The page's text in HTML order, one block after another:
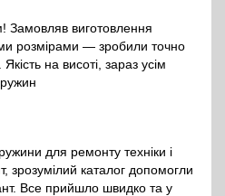
Замовляв виготовлення
розмірами — зробили точно
на висоті, зараз усім
для ремонту техніки і
зрозумілий каталог допомогли
Все прийшло швидко та у